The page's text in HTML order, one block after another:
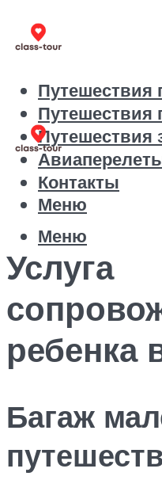
Путешествия
Путешествия
Путешествия
Контакты
Меню
Меню
Услуга
ребенка
Багаж